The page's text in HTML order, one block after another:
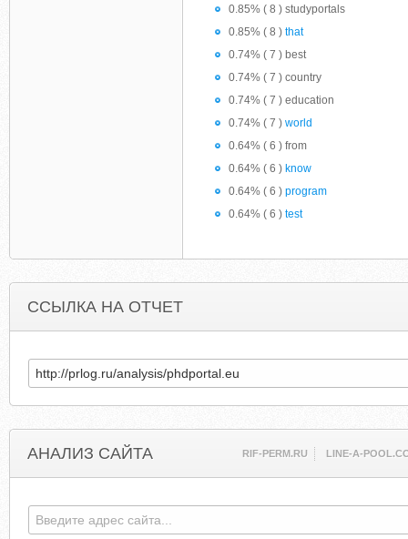
0.85% ( 8 ) studyportals
0.85% ( 8 ) that
0.74% ( 7 ) best
0.74% ( 7 ) country
0.74% ( 7 ) education
0.74% ( 7 ) world
0.64% ( 6 ) from
0.64% ( 6 ) know
0.64% ( 6 ) program
0.64% ( 6 ) test
ССЫЛКА НА ОТЧЕТ
АНАЛИЗ САЙТА RIF-PERM.RU LINE-A-